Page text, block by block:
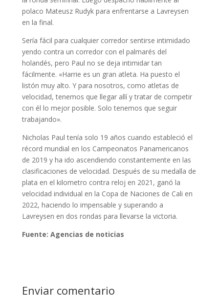
polaco Mateusz Rudyk para enfrentarse a Lavreysen
en la final.
Sería fácil para cualquier corredor sentirse intimidado
yendo contra un corredor con el palmarés del
holandés, pero Paul no se deja intimidar tan
fácilmente. «Harrie es un gran atleta. Ha puesto el
listón muy alto. Y para nosotros, como atletas de
velocidad, tenemos que llegar allí y tratar de competir
con él lo mejor posible. Solo tenemos que seguir
trabajando».
Nicholas Paul tenía solo 19 años cuando estableció el
récord mundial en los Campeonatos Panamericanos
de 2019 y ha ido ascendiendo constantemente en las
clasificaciones de velocidad. Después de su medalla de
plata en el kilometro contra reloj en 2021, ganó la
velocidad individual en la Copa de Naciones de Cali en
2022, haciendo lo impensable y superando a
Lavreysen en dos rondas para llevarse la victoria.
Fuente: Agencias de noticias
Enviar comentario